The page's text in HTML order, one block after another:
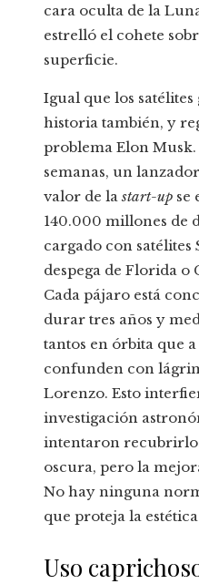
cara oculta de la
estrelló el cohete
superficie.
Igual que los satélites
historia también, y
problema Elon Musk.
semanas, un
valor de la start-up se
140.000 millones de
cargado con satélites
despega de Florida o
Cada pájaro está
durar tres años y
tantos en órbita que a
confunden con
Lorenzo. Esto
investigación
intentaron
oscura, pero la
No hay ninguna
que proteja la
Uso